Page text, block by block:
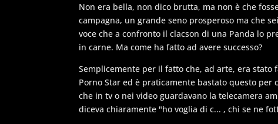
Non era bella, non dico brutta, ma non è che
campagna, un grande seno prosperoso ma che
voce che a confronto il clacson di una Panda lo
in carne. Ma come ha fatto ad avere successo?
Semplicemente per il fatto che, ad arte, era stato
Porno Star ed è praticamente bastato questo
che in tv o nei video guardavano la telecamera
diceva chiaramente "ho voglia di c... , chi se ne